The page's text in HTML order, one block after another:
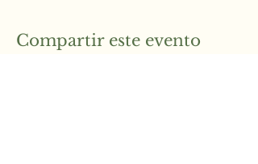
Compartir este evento